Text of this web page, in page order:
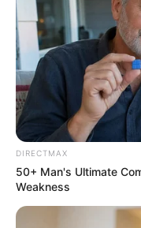
DIRECTMAX
50+ Man's Ultimate
Weakness